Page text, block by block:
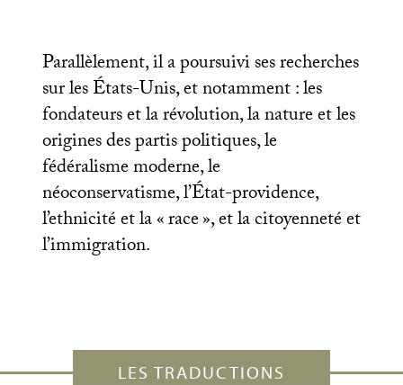
Parallèlement, il a poursuivi ses recherches
sur les États-Unis, et notamment : les
fondateurs et la révolution, la nature et les
origines des partis politiques, le
fédéralisme moderne, le
néoconservatisme, l’État-providence,
l’ethnicité et la «race», et la citoyenneté et
l’immigration.
LES TRADUCTIONS